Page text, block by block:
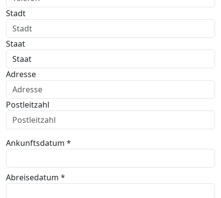
Stadt
Staat
Adresse
Postleitzahl
Ankunftsdatum *
Abreisedatum *